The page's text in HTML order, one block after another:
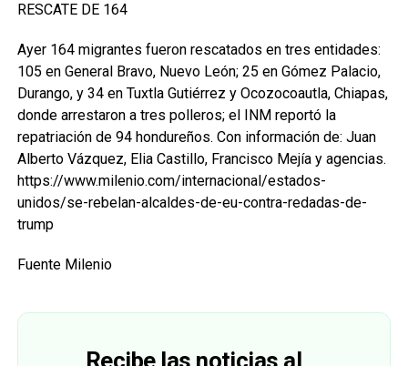
RESCATE DE 164
Ayer 164 migrantes fueron rescatados en tres entidades:
105 en General Bravo, Nuevo León; 25 en Gómez Palacio,
Durango, y 34 en Tuxtla Gutiérrez y Ocozocoautla, Chiapas,
donde arrestaron a tres polleros; el INM reportó la
repatriación de 94 hondureños. Con información de: Juan
Alberto Vázquez, Elia Castillo, Francisco Mejía y agencias.
https://www.milenio.com/internacional/estados-
unidos/se-rebelan-alcaldes-de-eu-contra-redadas-de-
trump
Fuente Milenio
Recibe las noticias al